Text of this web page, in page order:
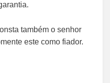
também o senhor
este como fiador.